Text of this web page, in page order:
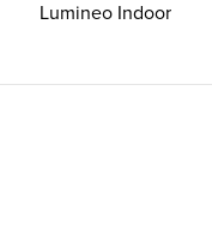
Lumineo Indoor